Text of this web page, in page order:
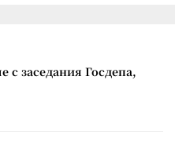
с заседания Госдепа,